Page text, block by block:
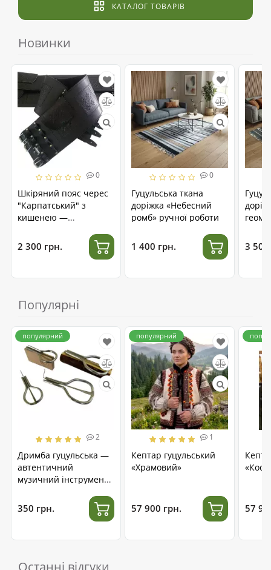
КАТАЛОГ ТОВАРІВ
Новинки
0
Шкіряний пояс черес
"Карпатський" з
кишенею —
2 300 грн.
0
Гуцульська ткана
доріжка «Небесний
ромб» ручної роботи
1 400 грн. 3
Популярні
популярний
2
Дримба гуцульська —
автентичний
музичний інструмент
350 грн.
популярний
1
Кептар гуцульський
«Храмовий»
57 900 грн. 57
Останні відгуки